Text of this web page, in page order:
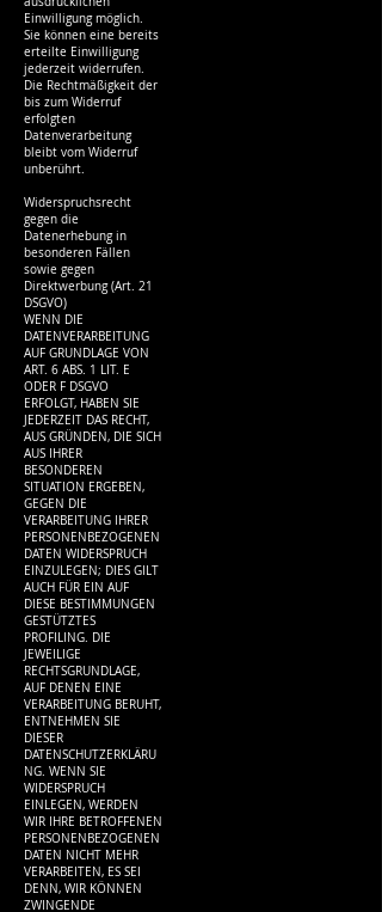
Einwilligung möglich.
Sie können eine bereits
erteilte Einwilligung
jederzeit widerrufen.
Die Rechtmäßigkeit der
bis zum Widerruf
erfolgten
Datenverarbeitung
bleibt vom Widerruf
unberührt.
Widerspruchsrecht
gegen die
Datenerhebung in
besonderen Fällen
sowie gegen
Direktwerbung (Art. 21
DSGVO)
WENN DIE
DATENVERARBEITUNG
AUF GRUNDLAGE VON
ART. 6 ABS. 1 LIT. E
ODER F DSGVO
ERFOLGT, HABEN SIE
JEDERZEIT DAS RECHT,
AUS GRÜNDEN, DIE SICH
AUS IHRER
BESONDEREN
SITUATION ERGEBEN,
GEGEN DIE
VERARBEITUNG IHRER
PERSONENBEZOGENEN
DATEN WIDERSPRUCH
EINZULEGEN; DIES GILT
AUCH FÜR EIN AUF
DIESE BESTIMMUNGEN
GESTÜTZTES
PROFILING. DIE
JEWEILIGE
RECHTSGRUNDLAGE,
AUF DENEN EINE
VERARBEITUNG BERUHT,
ENTNEHMEN SIE
DIESER
DATENSCHUTZERKLÄRU
NG. WENN SIE
WIDERSPRUCH
EINLEGEN, WERDEN
WIR IHRE BETROFFENEN
PERSONENBEZOGENEN
DATEN NICHT MEHR
VERARBEITEN, ES SEI
DENN, WIR KÖNNEN
ZWINGENDE